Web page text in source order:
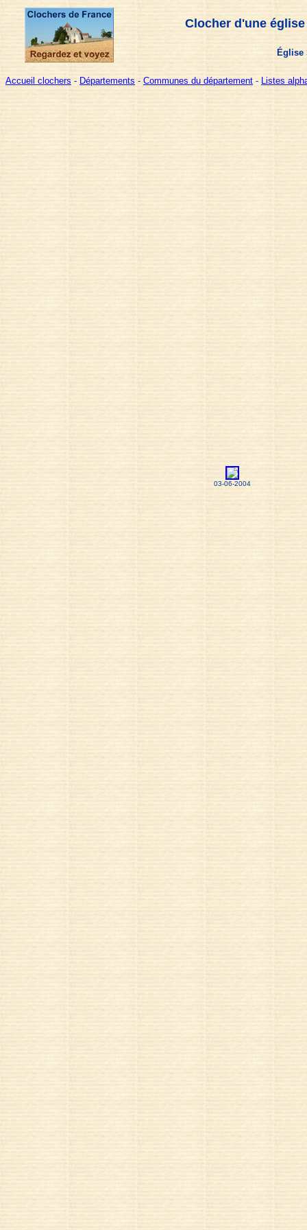
Clocher d'une
Église
Accueil clochers - Départements - Communes du département - Listes
03-06-2004